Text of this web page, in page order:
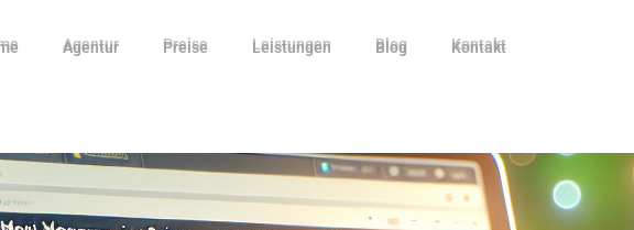
Agentur Preise Leistungen Blog Kontakt
Agentur Preise Leistungen Blog Kontakt